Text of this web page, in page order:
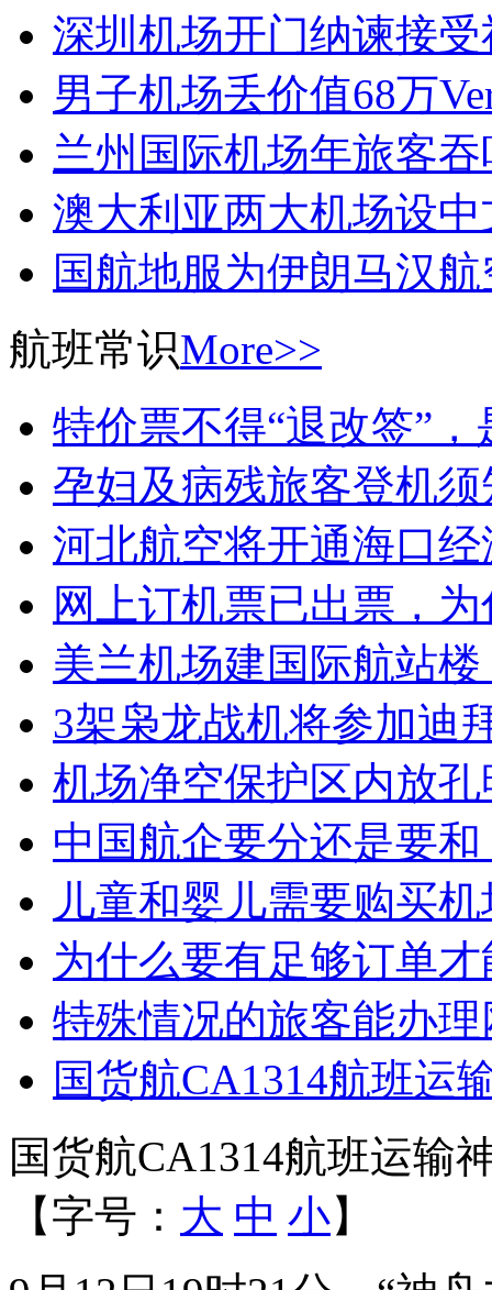
深圳机场开门纳谏接
男子机场丢价值68万
兰州国际机场年旅客
澳大利亚两大机场设
国航地服为伊朗马汉
航班常识More>>
特价票不得“退改签”，
孕妇及病残旅客登机须
河北航空将开通海口
网上订机票已出票，
美兰机场建国际航站
3架枭龙战机将参加迪
机场净空保护区内放
中国航企要分还是要和
儿童和婴儿需要购买
为什么要有足够订单
特殊情况的旅客能办
国货航CA1314航班运
国货航CA1314航班运输
【字号： 大 中 小】